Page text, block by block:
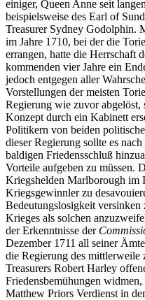
einiger, Queen Anne seit
beispielsweise des Earl of
Treasurer Sydney Godolphin.
im Jahre 1710, bei der die
errangen, hatte die Herrschaft
kommenden vier Jahre ein
jedoch entgegen aller
Vorstellungen der meisten
Regierung wie zuvor abgelöst,
Konzept durch ein Kabinett
Politikern von beiden
dieser Regierung sollte es
baldigen Friedensschluß
Vorteile aufgeben zu müssen.
Kriegshelden Marlborough im
Kriegsgewinnler zu
Bedeutungslosigkeit versinken
Krieges als solchen
der Erkenntnisse der
Dezember 1711 all seiner
die Regierung des
Treasurers Robert Harley
Friedensbemühungen
Matthew Priors Verdienst in